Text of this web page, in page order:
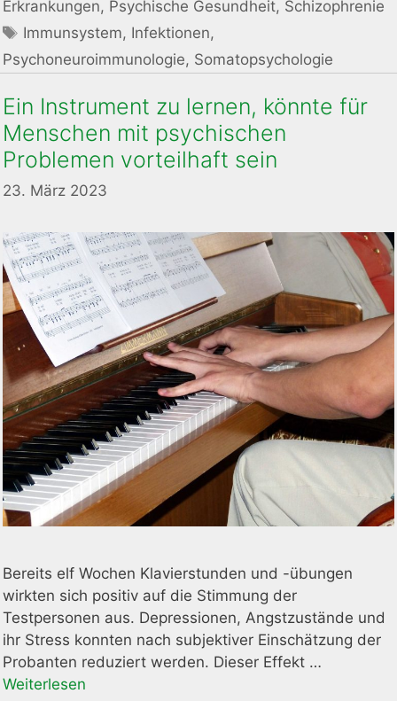
Erkrankungen, Psychische Gesundheit, Schizophrenie
Schlagwörter
Immunsystem, Infektionen,
Psychoneuroimmunologie, Somatopsychologie
Ein Instrument zu lernen, könnte für
Menschen mit psychischen
Problemen vorteilhaft sein
23. März 2023
Bereits elf Wochen Klavierstunden und -übungen
wirkten sich positiv auf die Stimmung der
Testpersonen aus. Depressionen, Angstzustände und
ihr Stress konnten nach subjektiver Einschätzung der
Probanten reduziert werden. Dieser Effekt …
Weiterlesen